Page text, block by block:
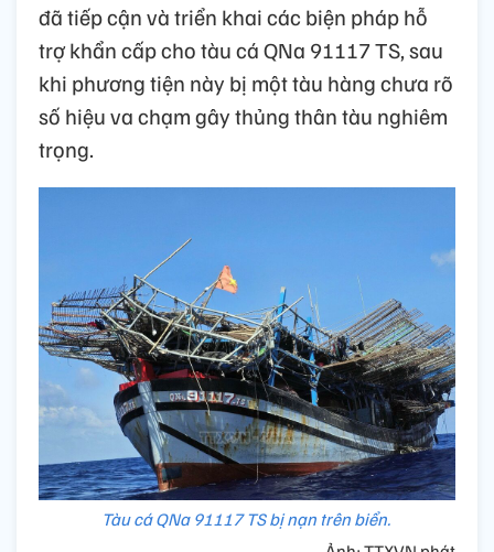
đã tiếp cận và triển khai các biện pháp hỗ
trợ khẩn cấp cho tàu cá QNa 91117 TS, sau
khi phương tiện này bị một tàu hàng chưa rõ
số hiệu va chạm gây thủng thân tàu nghiêm
trọng.
Tàu cá QNa 91117 TS bị nạn trên biển.